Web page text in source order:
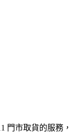
門市取貨的服務，